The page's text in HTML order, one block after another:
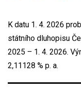
K datu 1. 4. 2026
státního dluhopisu
2025 – 1. 4. 2026.
2,11128 % p. a.